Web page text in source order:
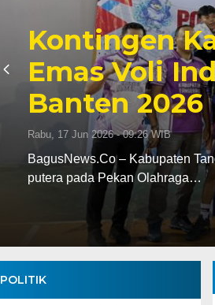
Kontingen
Emas Voli
Banten 2026
Rabu, 17 Jun 2026 - 09:26 WIB
BagusNews.Co – Kabupaten
putera pada Pekan Olahraga…
POLITIK